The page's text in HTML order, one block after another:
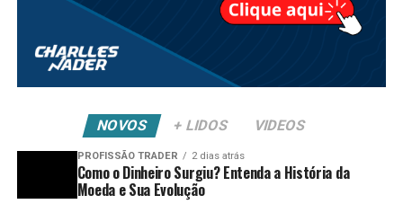
NOVOS + LIDOS VIDEOS
PROFISSÃO TRADER 2 dias atrás
Como o Dinheiro Surgiu? Entenda a História da
Moeda e Sua Evolução